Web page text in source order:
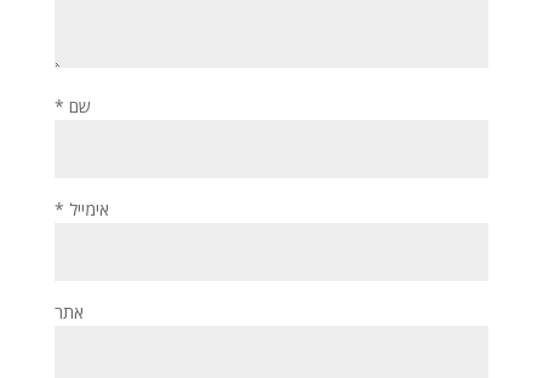
שם *
אימייל *
אתר